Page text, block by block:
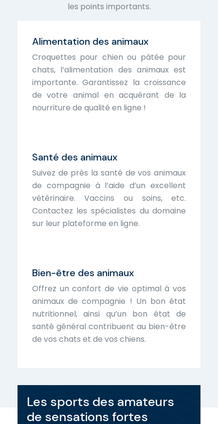
les points importants.
Alimentation des animaux
Croquettes pour chien ou pâtée pour
chats, l’alimentation des animaux est
importante. Garantissez la croissance
de votre animal en acquérant de la
nourriture de qualité en ligne !
Santé des animaux
Suivez de près la santé de vos animaux
de compagnie à l’aide d’un excellent
vétérinaire. Vaccins ou soins, etc.
Contactez les spécialistes du domaine
sur leur plateforme en ligne.
Bien-être des animaux
Offrez un confort de vie optimal à vos
animaux de compagnie ! Un bon état
nutritionnel, ainsi qu’un bon état de
santé général contribuent au bien-être
de vos chats et de vos chiens.
Les sports des amateurs
de sensations fortes